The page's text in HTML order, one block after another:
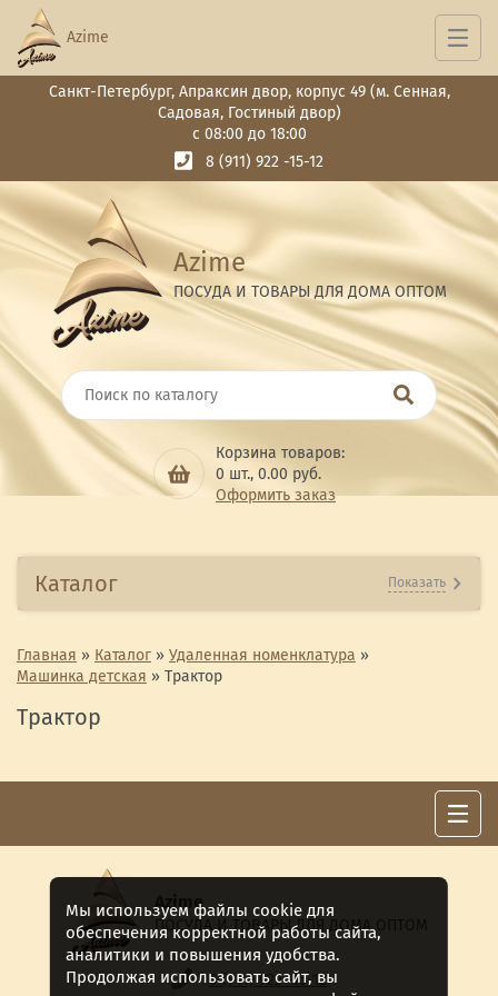
Санкт-Петербург, Апраксин двор, корпус 49 (м. Сенная,
Садовая, Гостиный двор)
с 08:00 до 18:00
8 (911) 922 -15-12
Azime
ПОСУДА И ТОВАРЫ ДЛЯ ДОМА ОПТОМ
Корзина товаров:
0 шт., 0.00 руб.
Оформить заказ
Azime
Каталог Показать
Главная » Каталог » Удаленная номенклатура »
Машинка детская » Трактор
Трактор
Azime
ПОСУДА И ТОВАРЫ ДЛЯ ДОМА ОПТОМ
8 (911) 922 -15-12
Мы используем файлы cookie для
обеспечения корректной работы сайта,
аналитики и повышения удобства.
Продолжая использовать сайт, вы